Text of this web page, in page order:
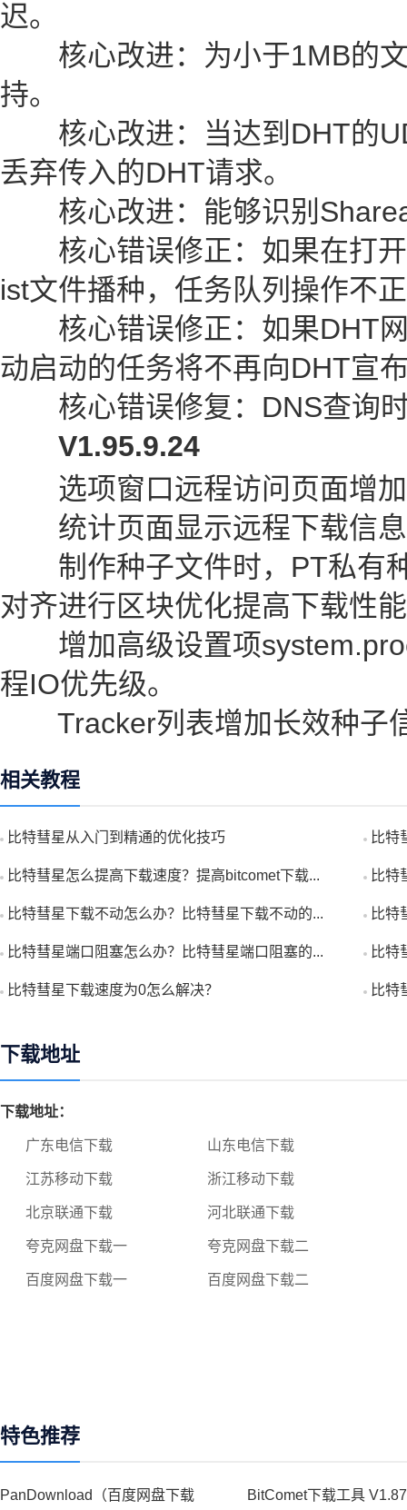
迟。
核心改进：为小于1MB的文
持。
核心改进：当达到DHT的
丢弃传入的DHT请求。
核心改进：能够识别
核心错误修正：如果在打开
ist文件播种，任务队列操作不
核心错误修正：如果DHT网
动启动的任务将不再向DHT宣
核心错误修复：DNS查询
V1.95.9.24
选项窗口远程访问页面增加
统计页面显示远程下载信
制作种子文件时，PT私有
对齐进行区块优化提高下载性
增加高级设置项
程IO优先级。
Tracker列表增加长效种子
相关教程
比特彗星从入门到精通的优化技巧 比特
比特彗星怎么提高下载速度？提高bitcomet下载... 比特
比特彗星下载不动怎么办？比特彗星下载不动的... 比特
比特彗星端口阻塞怎么办？比特彗星端口阻塞的... 比特
比特彗星下载速度为0怎么解决？ 比特
下载地址
下载地址：
广东电信下载 山东电信下载
江苏移动下载 浙江移动下载
北京联通下载 河北联通下载
夸克网盘下载一 夸克网盘下载二
百度网盘下载一 百度网盘下载二
特色推荐
PanDownload（百度网盘下载 BitComet下载工具